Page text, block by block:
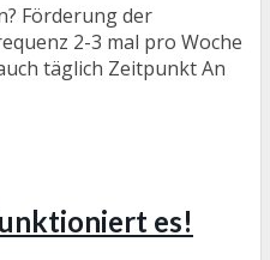
Förderung der
2-3 mal pro Woche
täglich Zeitpunkt An
es!